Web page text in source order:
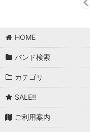
HOME
バンド検索
カテゴリ
SALE!!
ご利用案内